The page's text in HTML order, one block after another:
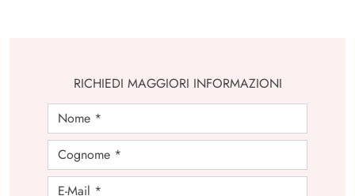
RICHIEDI MAGGIORI INFORMAZIONI